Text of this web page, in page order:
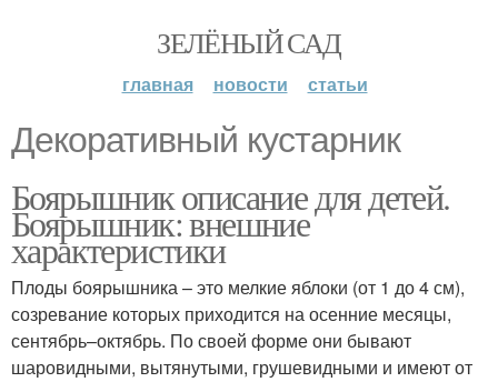
ЗЕЛЁНЫЙ САД
главная новости статьи
Декоративный кустарник
Боярышник описание для детей.
Боярышник: внешние
характеристики
Плоды боярышника – это мелкие яблоки (от 1 до 4 см),
созревание которых приходится на осенние месяцы,
сентябрь–октябрь. По своей форме они бывают
шаровидными, вытянутыми, грушевидными и имеют от